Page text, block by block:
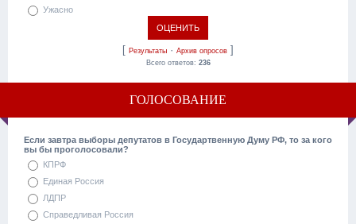
Ужасно
[ Результаты · Архив опросов ]
Всего ответов: 236
ГОЛОСОВАНИЕ
Если завтра выборы депутатов в Государтвенную Думу РФ, то за кого
вы бы проголосовали?
КПРФ
Единая Россия
ЛДПР
Справедливая Россия